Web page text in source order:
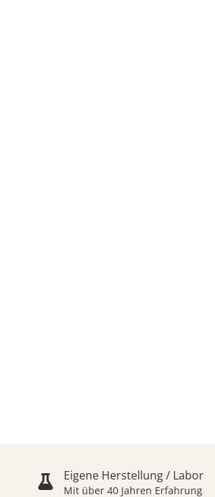
Eigene Herstellung / Labor
Mit über 40 Jahren Erfahrung